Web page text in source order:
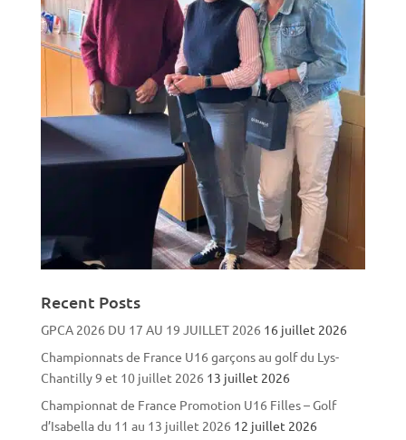
Recent Posts
GPCA 2026 DU 17 AU 19 JUILLET 2026 16 juillet 2026
Championnats de France U16 garçons au golf du Lys-
Chantilly 9 et 10 juillet 2026 13 juillet 2026
Championnat de France Promotion U16 Filles – Golf
d’Isabella du 11 au 13 juillet 2026 12 juillet 2026